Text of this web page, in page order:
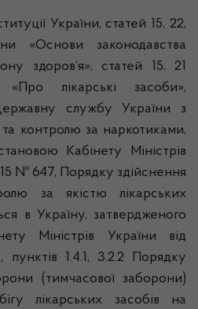
України, статей 15, 22,
«Основи законодавства
здоров’я», статей 15, 21
лікарські засоби»,
службу України з
та контролю за наркотиками,
Кабінету Міністрів
№ 647, Порядку здійснення
за якістю лікарських
в Україну, затвердженого
Міністрів України від
1.4.1, 3.2.2 Порядку
(тимчасової заборони)
лікарських засобів на